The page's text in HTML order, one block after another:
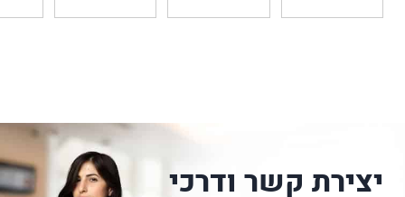
יצירת קשר ודרכי